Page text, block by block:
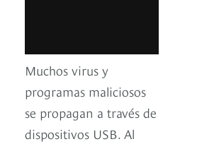
Muchos virus y
programas maliciosos
se propagan a través de
dispositivos USB. Al